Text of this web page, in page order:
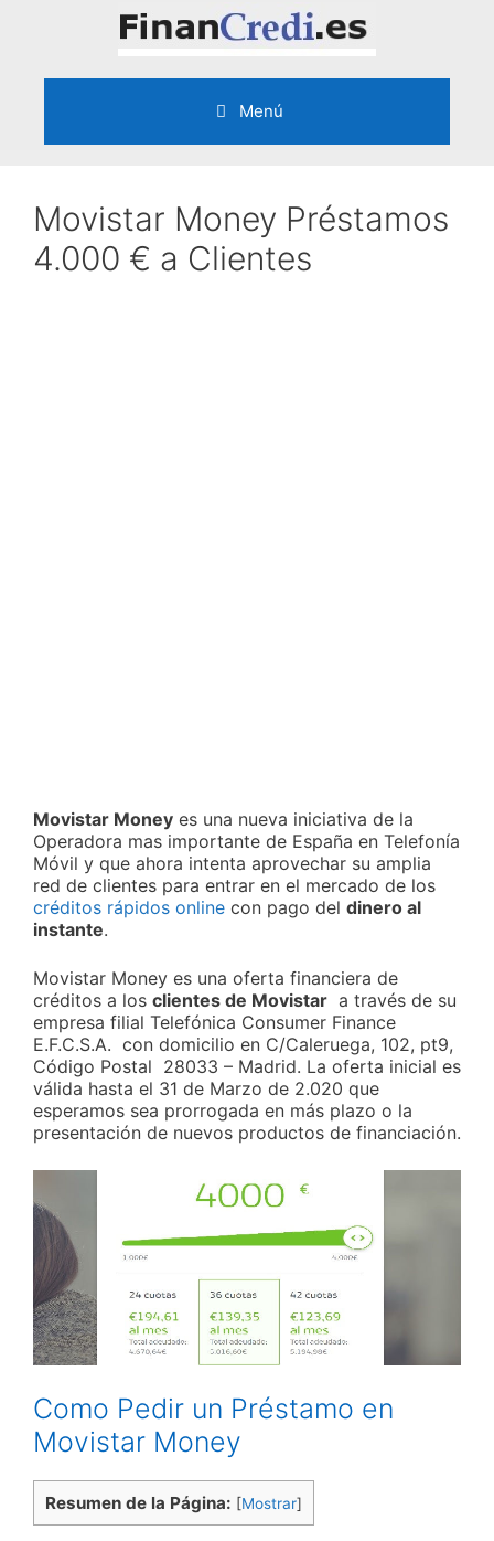
Menú
Movistar Money Préstamos
4.000 € a Clientes
Movistar Money es una nueva iniciativa de la
Operadora mas importante de España en Telefonía
Móvil y que ahora intenta aprovechar su amplia
red de clientes para entrar en el mercado de los
créditos rápidos online con pago del dinero al
instante.
Movistar Money es una oferta financiera de
créditos a los clientes de Movistar a través de su
empresa filial Telefónica Consumer Finance
E.F.C.S.A. con domicilio en C/Caleruega, 102, pt9,
Código Postal 28033 – Madrid. La oferta inicial es
válida hasta el 31 de Marzo de 2.020 que
esperamos sea prorrogada en más plazo o la
presentación de nuevos productos de financiación.
Como Pedir un Préstamo en
Movistar Money
Resumen de la Página: [Mostrar]